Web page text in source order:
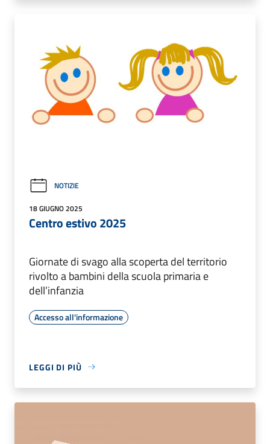
NOTIZIE
18 GIUGNO 2025
Centro estivo 2025
Giornate di svago alla scoperta del territorio
rivolto a bambini della scuola primaria e
dell’infanzia
Accesso all'informazione
LEGGI DI PIÙ